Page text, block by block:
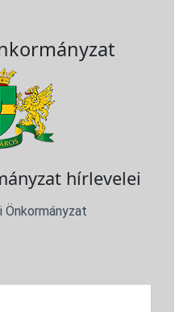
hírlevelei